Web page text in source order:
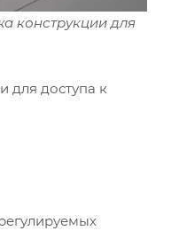
конструкции для
для доступа к